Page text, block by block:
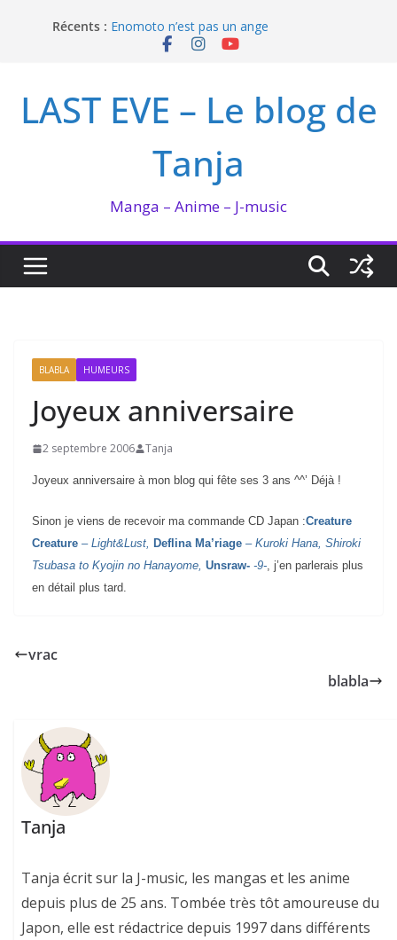
Récents : Enomoto n’est pas un ange
QUEEN BEE enflamme le Bataclan
I’m not in love de Zeniko Sumiya
LAST EVE – Le blog de
Tanja
Manga – Anime – J-music
BLABLA HUMEURS
Joyeux anniversaire
2 septembre 2006 Tanja
Joyeux anniversaire à mon blog qui fête ses 3 ans ^^’ Déjà !
Sinon je viens de recevoir ma commande CD Japan :Creature
Creature – Light&Lust, Deflina Ma’riage – Kuroki Hana, Shiroki
Tsubasa to Kyojin no Hanayome, Unsraw- -9-, j’en parlerais plus
en détail plus tard.
vrac
blabla
Tanja
Tanja écrit sur la J-music, les mangas et les anime
depuis plus de 25 ans. Tombée très tôt amoureuse du
Japon, elle est rédactrice depuis 1997 dans différents